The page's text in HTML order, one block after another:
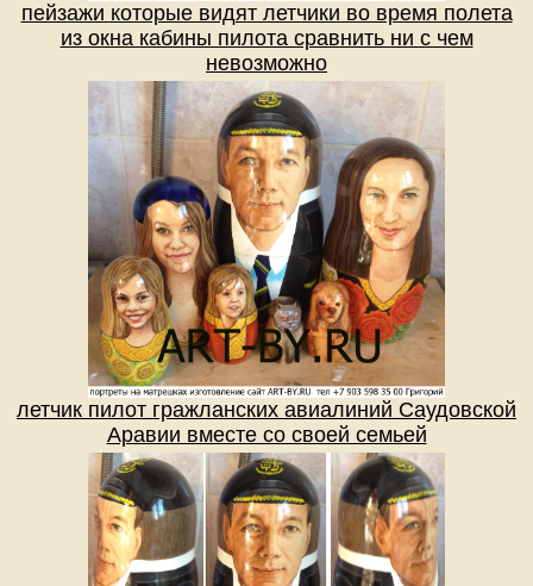
пейзажи которые видят летчики во время полета
из окна кабины пилота сравнить ни с чем
невозможно
летчик пилот гражланских авиалиний Саудовской
Аравии вместе со своей семьей